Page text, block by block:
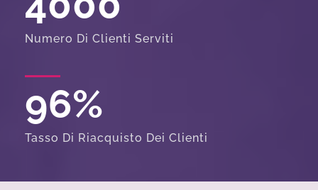
Numero Di Clienti Serviti
96%
Tasso Di Riacquisto Dei Clienti